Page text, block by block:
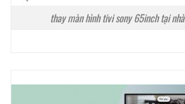
thay màn hình tivi sony 65inch tại nhà